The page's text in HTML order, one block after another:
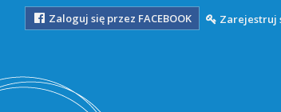
Zarejestruj
Zaloguj się przez FACEBOOK